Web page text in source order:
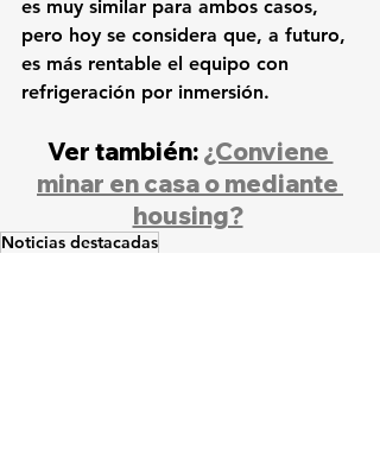
es muy similar para ambos casos,
pero hoy se considera que, a futuro,
es más rentable el equipo con
refrigeración por inmersión.
Ver también: ¿Conviene
minar en casa o mediante
housing?
Noticias destacadas